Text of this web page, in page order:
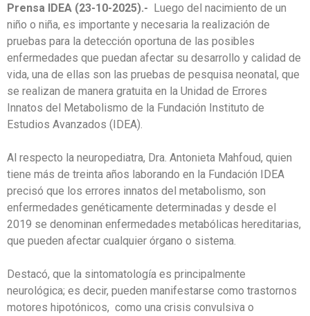
Prensa IDEA (23-10-2025).- Luego del nacimiento de un
niño o niña, es importante y necesaria la realización de
pruebas para la detección oportuna de las posibles
enfermedades que puedan afectar su desarrollo y calidad de
vida, una de ellas son las pruebas de pesquisa neonatal, que
se realizan de manera gratuita en la Unidad de Errores
Innatos del Metabolismo de la Fundación Instituto de
Estudios Avanzados (IDEA).
Al respecto la neuropediatra, Dra. Antonieta Mahfoud, quien
tiene más de treinta años laborando en la Fundación IDEA
precisó que los errores innatos del metabolismo, son
enfermedades genéticamente determinadas y desde el
2019 se denominan enfermedades metabólicas hereditarias,
que pueden afectar cualquier órgano o sistema.
Destacó, que la sintomatología es principalmente
neurológica; es decir, pueden manifestarse como trastornos
motores hipotónicos, como una crisis convulsiva o